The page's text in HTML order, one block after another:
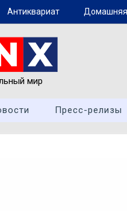
Антиквариат
мир
Пресс-релизы